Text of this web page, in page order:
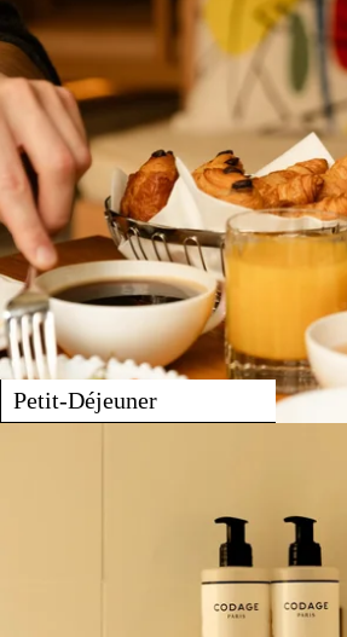
Petit-Déjeuner